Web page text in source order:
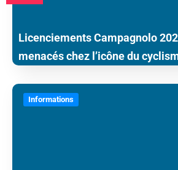
Licenciements Campagnolo
menacés chez l’icône du
Informations